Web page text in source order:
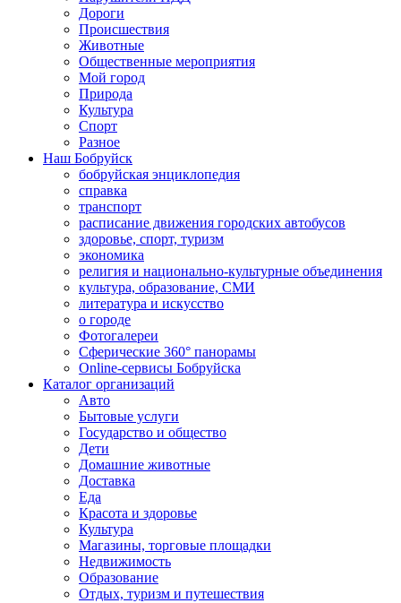
Дороги
Происшествия
Животные
Общественные мероприятия
Мой город
Природа
Культура
Спорт
Разное
Наш Бобруйск
бобруйская энциклопедия
справка
транспорт
расписание движения городских автобусов
здоровье, спорт, туризм
экономика
религия и национально-культурные объединения
культура, образование, СМИ
литература и искусство
о городе
Фотогалереи
Сферические 360° панорамы
Online-сервисы Бобруйска
Каталог организаций
Авто
Бытовые услуги
Государство и общество
Дети
Домашние животные
Доставка
Еда
Красота и здоровье
Культура
Магазины, торговые площадки
Недвижимость
Образование
Отдых, туризм и путешествия